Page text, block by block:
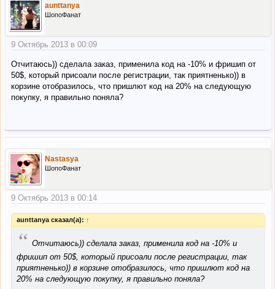
aunttanya
ШопоФанат
9 Октябрь 2013 в 00:09
Отчитаюсь)) сделала заказ, применила код на -10% и фришип от
50$, который присоали после регистрации, так приятненько)) в
корзине отобразилось, что пришлют код на 20% на следующую
покупку, я правильно поняла?
Nastasya
ШопоФанат
9 Октябрь 2013 в 00:14
aunttanya сказал(а): ↑
“ Отчитаюсь)) сделала заказ, применила код на -10% и
фришип от 50$, который присоали после регистрации, так
приятненько)) в корзине отобразилось, что пришлют код на
20% на следующую покупку, я правильно поняла?